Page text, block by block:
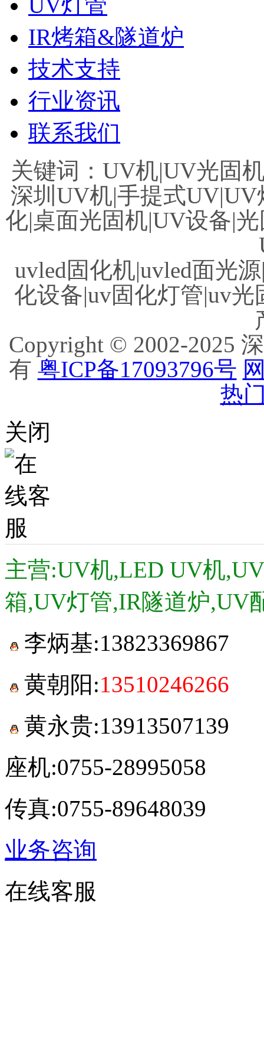
IR烤箱&隧道炉
技术支持
行业资讯
联系我们
关键词：UV机|UV光固
深圳UV机|手提式
化|桌面光固机|UV设备|
uvled固化机|uvled面光
化设备|uv固化灯管|uv
Copyright © 2002-2025
有 粤ICP备17093796号
热
关闭
主营:UV机,LED UV机
箱,UV灯管,IR隧道炉,UV
李炳基:13823369867
黄朝阳:13510246266
黄永贵:13913507139
座机:0755-28995058
传真:0755-89648039
业务咨询
在线客服